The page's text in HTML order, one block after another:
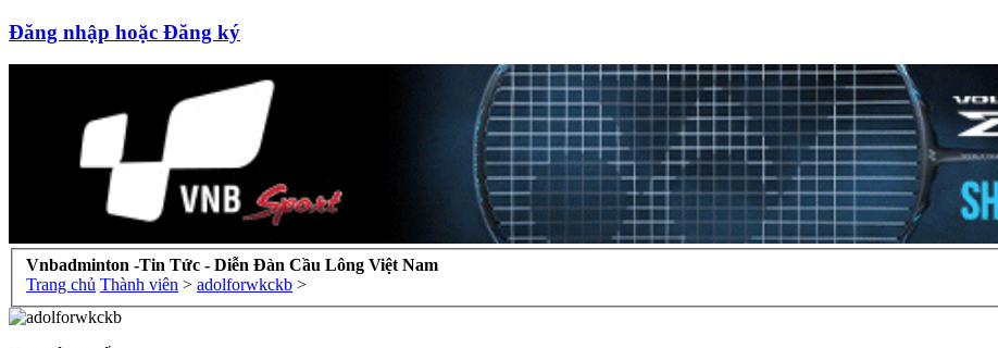
Đăng nhập hoặc Đăng ký
Vnbadminton -Tin Tức - Diễn Đàn Cầu Lông Việt Nam
Trang chủ Thành viên > adolforwkckb >